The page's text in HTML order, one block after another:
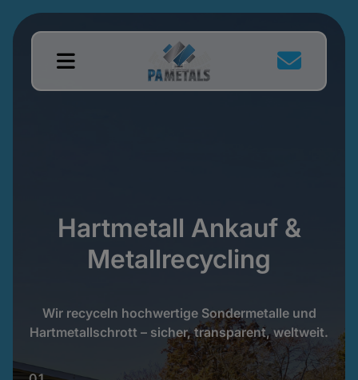
Hartmetall Ankauf &
Metallrecycling
Wir recyceln hochwertige Sondermetalle und
Hartmetallschrott – sicher, transparent, weltweit.